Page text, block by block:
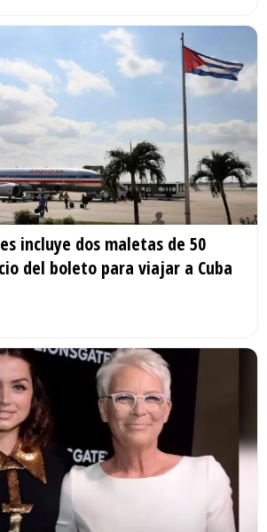
incluye dos maletas de 50
del boleto para viajar a Cuba